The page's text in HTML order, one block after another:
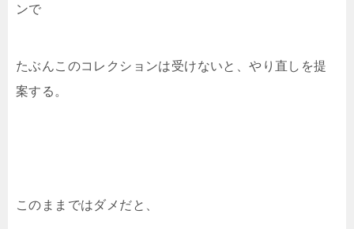
ンで
たぶんこのコレクションは受けないと、やり直しを提
案する。
このままではダメだと、